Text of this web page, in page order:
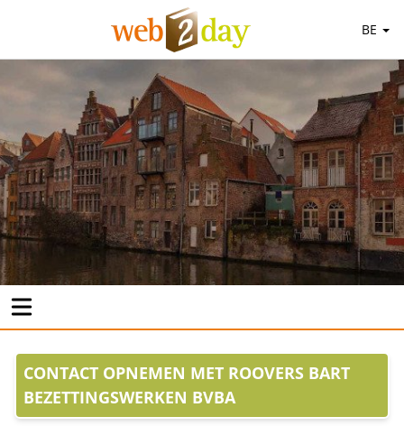
BE
CONTACT OPNEMEN MET ROOVERS BART
BEZETTINGSWERKEN BVBA